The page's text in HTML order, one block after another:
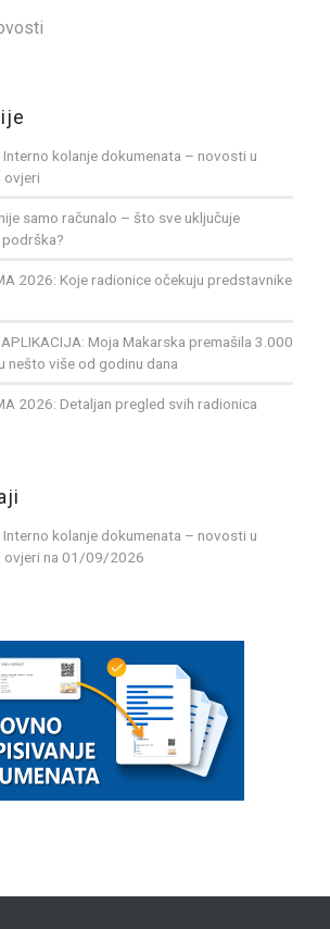
Interno kolanje dokumenata – novosti u
ovjeri
samo računalo – što sve uključuje
2026: Koje radionice očekuju predstavnike
APLIKACIJA: Moja Makarska premašila 3.000
nešto više od godinu dana
2026: Detaljan pregled svih radionica
Interno kolanje dokumenata – novosti u
ovjeri na 01/09/2026